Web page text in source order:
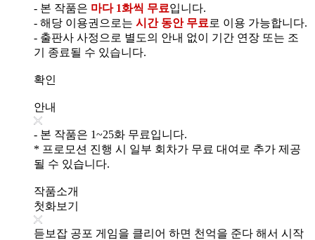
- 본 작품은 마다 1화씩 무료입니다.
- 해당 이용권으로는 시간 동안 무료 로 이용 가능합니다.
- 출판사 사정으로 별도의 안내 없이 기간 연장 또는 조
기 종료될 수 있습니다.
확인
안내
- 본 작품은 1~25화 무료입니다.
* 프로모션 진행 시 일부 회차가 무료 대여로 추가 제공
될 수 있습니다.
작품소개
첫화보기
듣보잡 공포 게임을 클리어 하면 천억을 준다 해서 시작